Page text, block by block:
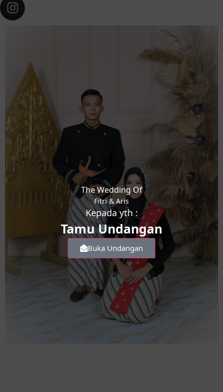
The Wedding Of
Fitri & Aris
Kepada yth :
Tamu Undangan
Buka Undangan